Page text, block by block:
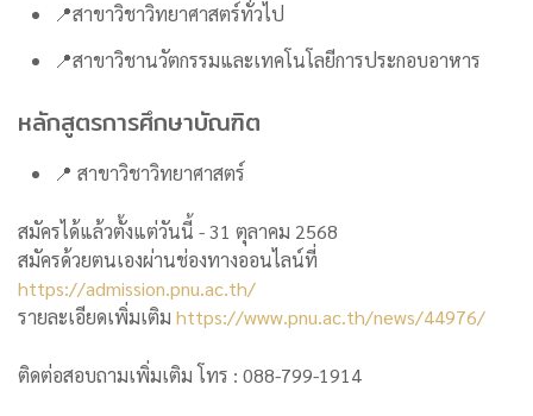
📍สาขาวิชาวิทยาศาสตร์ทั่วไป
📍สาขาวิชานวัตกรรมและเทคโนโลยีการประกอบอาหาร
หลักสูตรการศึกษาบัณฑิต
📍 สาขาวิชาวิทยาศาสตร์
สมัครได้แล้วตั้งแต่วันนี้ - 31 ตุลาคม 2568
สมัครด้วยตนเองผ่านช่องทางออนไลน์ที่
https://admission.pnu.ac.th/
รายละเอียดเพิ่มเติม https://www.pnu.ac.th/news/44976/
ติดต่อสอบถามเพิ่มเติม โทร : 088-799-1914